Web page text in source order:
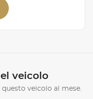
veicolo
veicolo al mese.